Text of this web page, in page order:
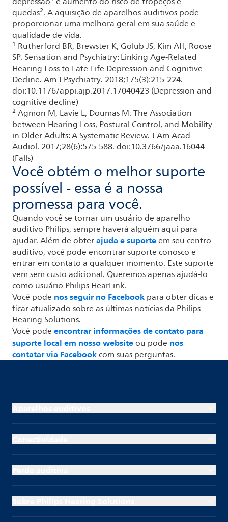
quedas2. A aquisição de aparelhos auditivos pode
proporcionar uma melhora geral em sua saúde e
qualidade de vida.
1 Rutherford BR, Brewster K, Golub JS, Kim AH, Roose
SP. Sensation and Psychiatry: Linking Age-Related
Hearing Loss to Late-Life Depression and Cognitive
Decline. Am J Psychiatry. 2018;175(3):215-224.
doi:10.1176/appi.ajp.2017.17040423 (Depression and
cognitive decline)
2 Agmon M, Lavie L, Doumas M. The Association
between Hearing Loss, Postural Control, and Mobility
in Older Adults: A Systematic Review. J Am Acad
Audiol. 2017;28(6):575-588. doi:10.3766/jaaa.16044
(Falls)
Você obtém o melhor suporte
possível - essa é a nossa
promessa para você.
Quando você se tornar um usuário de aparelho
auditivo Philips, sempre haverá alguém aqui para
ajudar. Além de obterajuda e suporteem seu centro
auditivo, você pode encontrar suporte conosco e
entrar em contato a qualquer momento. Este suporte
vem sem custo adicional. Queremos apenas ajudá-lo
como usuário Philips HearLink.
Você pode nos seguir no Facebookpara obter dicas e
ficar atualizado sobre as últimas notícias da Philips
Hearing Solutions.
Você podeencontrar informações de contato para
suporte local em nosso websiteou pode nos
contatar via Facebookcom suas perguntas.